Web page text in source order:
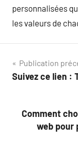
personnalisées
les valeurs de
de
Publication
Suivez ce lien :
Comment
web pour